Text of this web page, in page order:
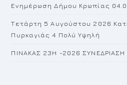
Ενημέρωση Δήμου Κρωπίας
Τετάρτη 5 Αυγούστου 2026
Πυρκαγιάς 4 Πολύ Υψηλή
ΠΙΝΑΚΑΣ 23H -2026 ΣΥΝΕΔΡΙΑΣΗ